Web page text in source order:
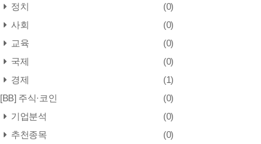
정치
(0)
사회
(0)
교육
(0)
국제
(0)
경제
(1)
[BB] 주식·코인
(0)
기업분석
(0)
추천종목
(0)